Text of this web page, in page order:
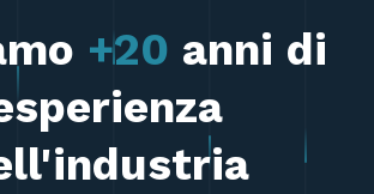
+20 anni di